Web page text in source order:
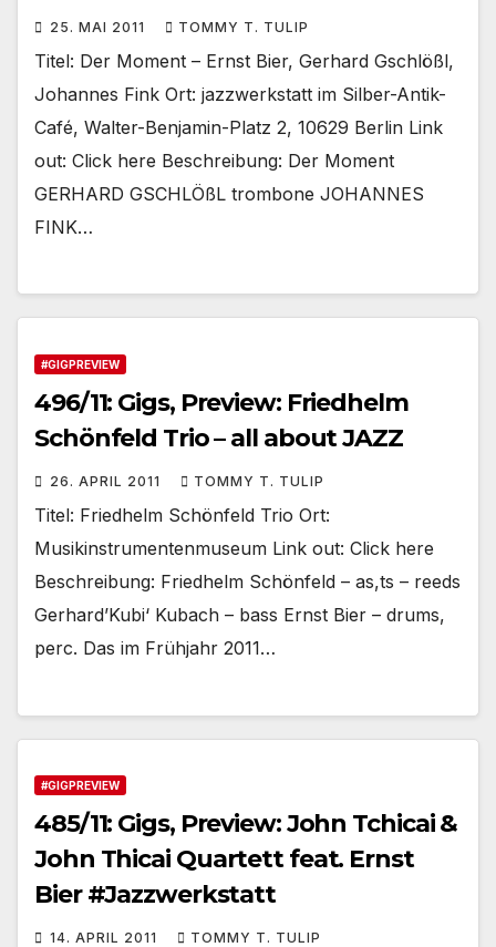
25. MAI 2011 TOMMY T. TULIP
Titel: Der Moment – Ernst Bier, Gerhard Gschlößl,
Johannes Fink Ort: jazzwerkstatt im Silber-Antik-
Café, Walter-Benjamin-Platz 2, 10629 Berlin Link
out: Click here Beschreibung: Der Moment
GERHARD GSCHLÖßL trombone JOHANNES
FINK…
#GIGPREVIEW
496/11: Gigs, Preview: Friedhelm
Schönfeld Trio – all about JAZZ
26. APRIL 2011 TOMMY T. TULIP
Titel: Friedhelm Schönfeld Trio Ort:
Musikinstrumentenmuseum Link out: Click here
Beschreibung: Friedhelm Schönfeld – as,ts – reeds
Gerhard’Kubi‘ Kubach – bass Ernst Bier – drums,
perc. Das im Frühjahr 2011…
#GIGPREVIEW
485/11: Gigs, Preview: John Tchicai &
John Thicai Quartett feat. Ernst
Bier #Jazzwerkstatt
14. APRIL 2011 TOMMY T. TULIP